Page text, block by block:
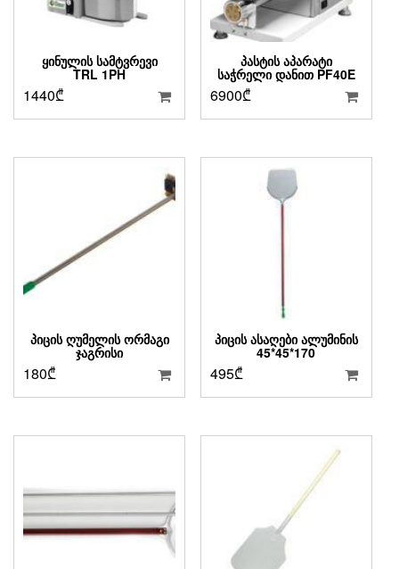
ᲧᲘᲜᲣᲚᲘᲡ ᲡᲐᲛᲢᲕᲠᲔᲕᲘ
TRL 1PH
1440₾
ᲞᲐᲡᲢᲘᲡ ᲐᲞᲐᲠᲐᲢᲘ
ᲡᲐᲭᲠᲔᲚᲘ ᲓᲐᲜᲘᲗ PF40E
6900₾
ᲞᲘᲪᲘᲡ ᲦᲣᲛᲔᲚᲘᲡ ᲝᲠᲛᲐᲒᲘ
ᲯᲐᲒᲠᲘᲡᲘ
180₾
ᲞᲘᲪᲘᲡ ᲐᲡᲐᲦᲔᲑᲘ ᲐᲚᲣᲛᲘᲜᲘᲡ
45*45*170
495₾